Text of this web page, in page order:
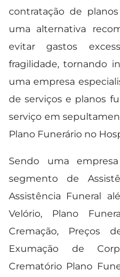
contratação de
uma alternativa
evitar gastos
fragilidade, tornando
uma empresa
de serviços e planos
serviço em
Plano Funerário no
Sendo uma
segmento de
Assistência Funeral
Velório, Plano
Cremação, Preços
Exumação de
Crematório Plano